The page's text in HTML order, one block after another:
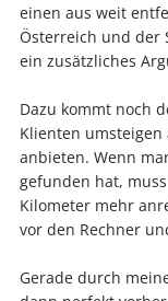
einen aus weit
Österreich und der
ein zusätzliches
Dazu kommt noch
Klienten
anbieten. Wenn
gefunden hat,
Kilometer mehr
vor den Rechner
Gerade durch